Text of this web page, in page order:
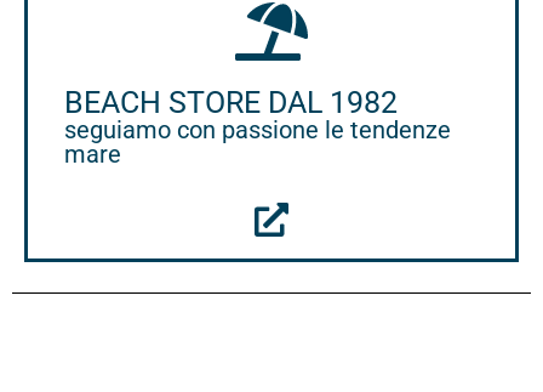
BEACH STORE DAL 1982
seguiamo con passione le tendenze
mare